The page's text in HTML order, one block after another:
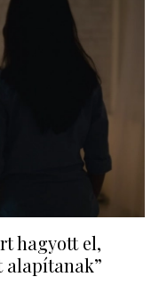
hagyott el,
alapítanak”